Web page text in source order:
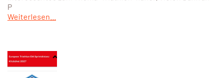
P
Weiterlesen...